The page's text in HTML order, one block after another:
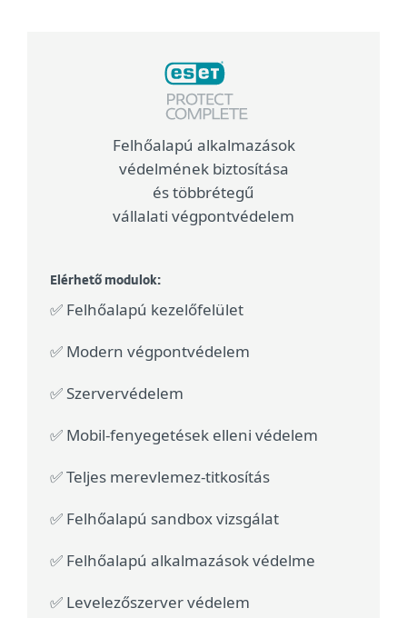
Felhőalapú alkalmazások
védelmének biztosítása
és többrétegű
vállalati végpontvédelem
Elérhető modulok:
✅ Felhőalapú kezelőfelület
✅ Modern végpontvédelem
✅ Szervervédelem
✅ Mobil-fenyegetések elleni védelem
✅ Teljes merevlemez-titkosítás
✅ Felhőalapú sandbox vizsgálat
✅ Felhőalapú alkalmazások védelme
✅ Levelezőszerver védelem